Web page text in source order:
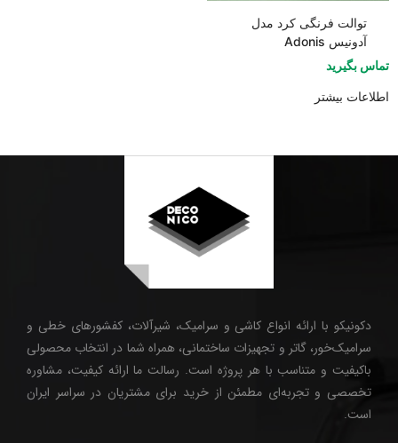
توالت فرنگی کرد مدل
آدونیس Adonis
تماس بگیرید
اطلاعات بیشتر
دکونیکو با ارائه انواع کاشی و سرامیک، شیرآلات، کفشورهای خطی و
سرامیک‌خور، گاتر و تجهیزات ساختمانی، همراه شما در انتخاب محصولی
باکیفیت و متناسب با هر پروژه است. رسالت ما ارائه کیفیت، مشاوره
تخصصی و تجربه‌ای مطمئن از خرید برای مشتریان در سراسر ایران
است.